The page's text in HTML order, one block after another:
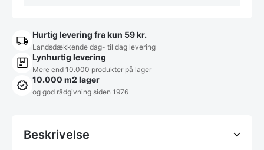
Hurtig levering fra kun 59 kr.
Landsdækkende dag- til dag levering
Lynhurtig levering
Mere end 10.000 produkter på lager
10.000 m2 lager
og god rådgivning siden 1976
Beskrivelse